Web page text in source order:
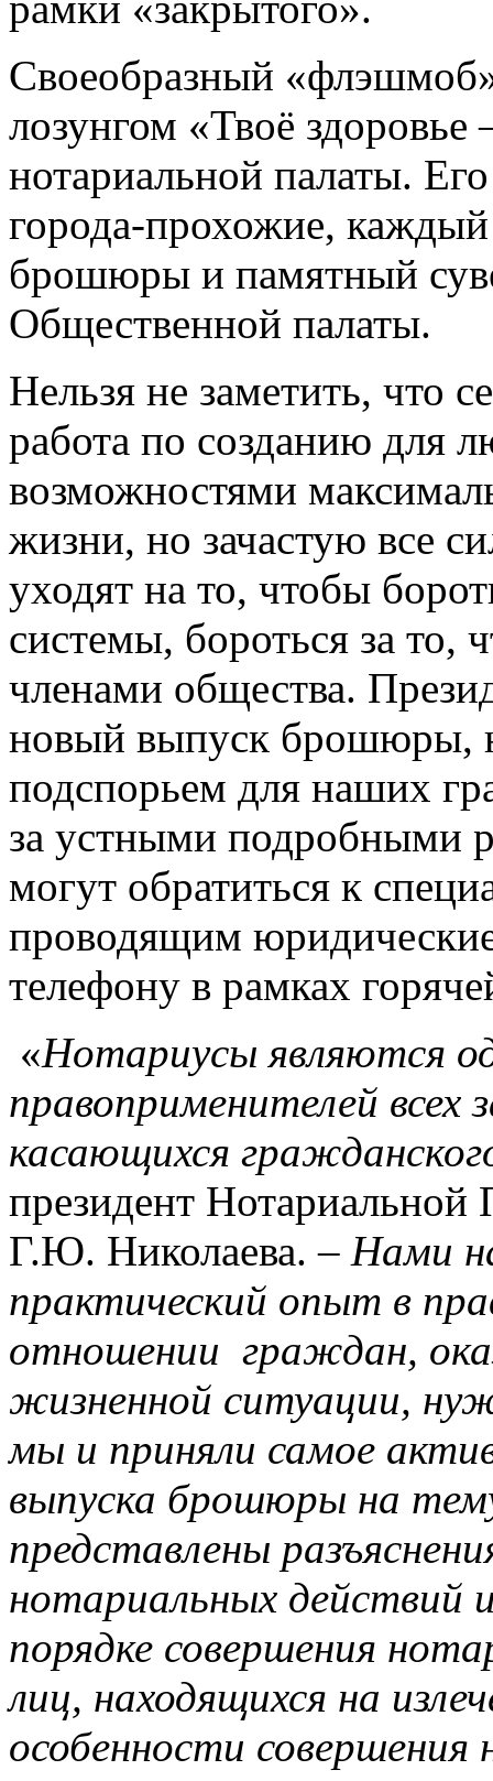
Своеобразный
лозунгом «Твоё
нотариальной палаты.
города-прохожие,
брошюры и памятный
Общественной палаты.
Нельзя не заметить, что
работа по созданию для
возможностями
жизни, но зачастую все
уходят на то, чтобы
системы, бороться за
членами общества.
новый выпуск брошюры,
подспорьем для наших
за устными подробными
могут обратиться к
проводящим
телефону в рамках
«Нотариусы являются
правоприменителей всех
касающихся
президент Нотариальной
Г.Ю. Николаева. – Нами
практический опыт в
отношении граждан,
жизненной ситуации,
мы и приняли самое
выпуска брошюры на
представлены
нотариальных действий
порядке совершения
лиц, находящихся на
особенности